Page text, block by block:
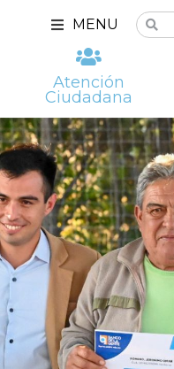
MENU
Atención
Ciudadana